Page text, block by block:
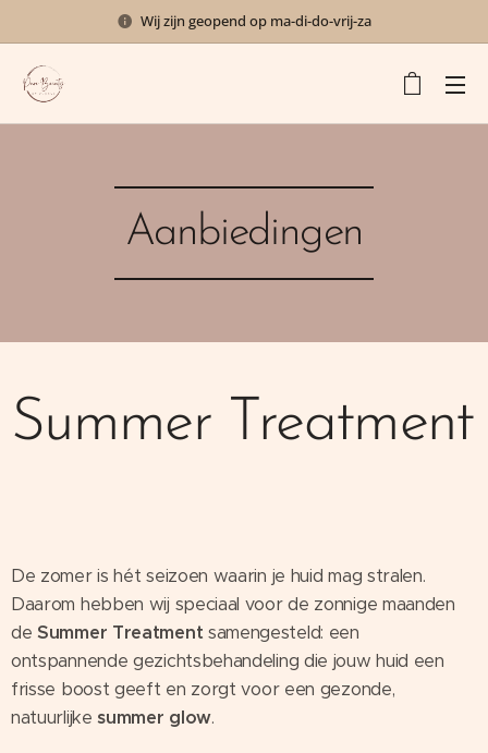
Wij zijn geopend op ma-di-do-vrij-za
Aanbiedingen
Summer Treatment
De zomer is hét seizoen waarin je huid mag stralen.
Daarom hebben wij speciaal voor de zonnige maanden
deSummer Treatment samengesteld: een
ontspannende gezichtsbehandeling die jouw huid een
frisse boost geeft en zorgt voor een gezonde,
natuurlijkesummer glow.